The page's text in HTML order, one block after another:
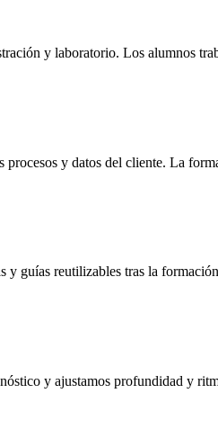
y laboratorio. Los alumnos
y datos del cliente. La
guías reutilizables tras la
y ajustamos profundidad y